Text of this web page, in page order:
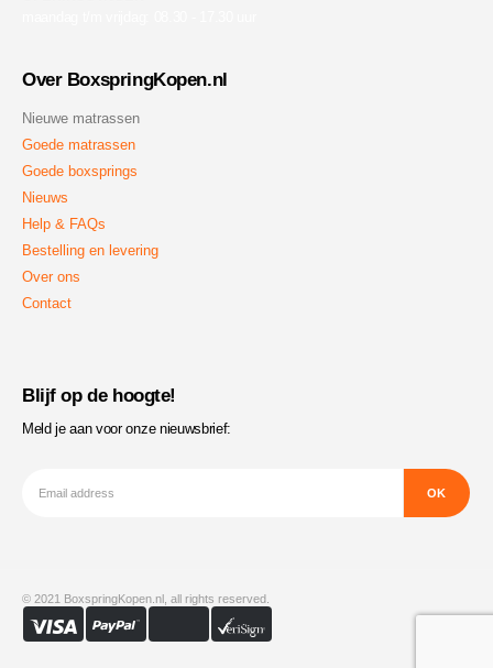
Over BoxspringKopen.nl
Nieuwe matrassen
Goede matrassen
Goede boxsprings
Nieuws
Help & FAQs
Bestelling en levering
Over ons
Contact
Blijf op de hoogte!
Meld je aan voor onze nieuwsbrief:
© 2021 BoxspringKopen.nl, all rights reserved.